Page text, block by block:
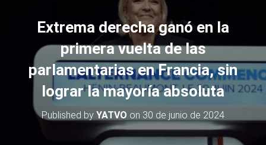
Extrema derecha ganó en la
primera vuelta de las
parlamentarias en Francia, sin
lograr la mayoría absoluta
Published by YATVO on 30 de junio de 2024